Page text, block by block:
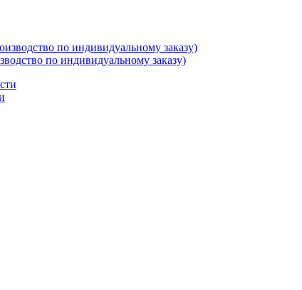
по индивидуальному заказу)